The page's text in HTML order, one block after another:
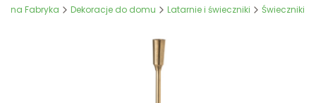
Fabryka Dekoracje do domu Latarnie i świeczniki Świeczniki